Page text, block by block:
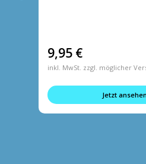
9,95 €
inkl. MwSt. zzgl. möglicher
Jetzt ansehen